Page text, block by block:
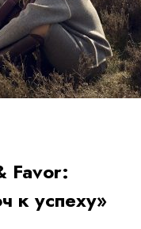
Favor:
к успеху»